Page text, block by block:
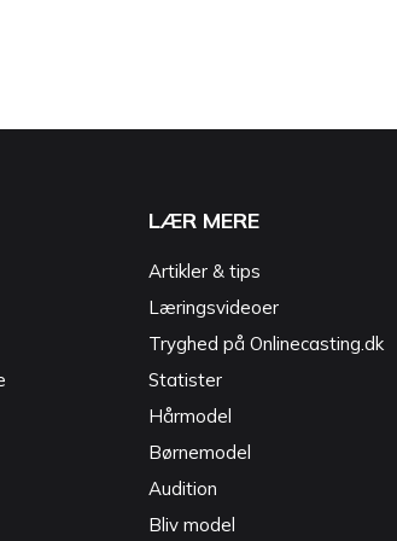
LÆR MERE
Artikler & tips
Læringsvideoer
Tryghed på Onlinecasting.dk
Statister
Hårmodel
Børnemodel
Audition
Bliv model